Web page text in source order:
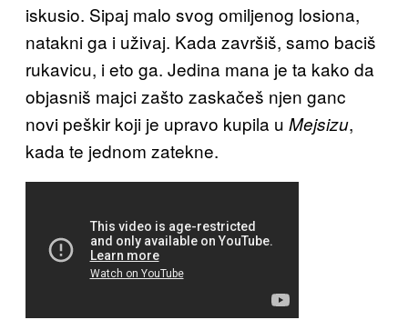
iskusio. Sipaj malo svog omiljenog losiona,
natakni ga i uživaj. Kada završiš, samo baciš
rukavicu, i eto ga. Jedina mana je ta kako da
objasniš majci zašto zaskačeš njen ganc
novi peškir koji je upravo kupila u Mejsizu,
kada te jednom zatekne.